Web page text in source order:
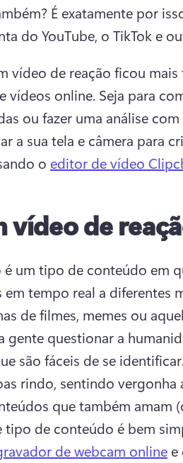
É exatamente por
do YouTube, o TikTok e
vídeo de reação ficou
vídeos online. Seja para
a sua tela e câmera para
o editor de vídeo
vídeo de
é um tipo de conteúdo em
em tempo real a diferentes
de filmes, memes ou
gente questionar a
são fáceis de se
rindo, sentindo vergonha
que também amam
tipo de conteúdo é bem
de webcam online e